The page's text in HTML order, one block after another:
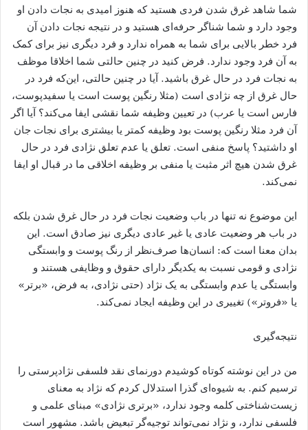
شما شاهد غرق شدن فردی هستید که هنوز امیدی به نجات دادن او
وجود دارد و شما شناگر حرفه‌ای هستید و در نتیجه نجات دادن آن
فرد خطر بالایی برای شما به همراه ندارد و فرد دیگری نیز برای کمک
به آن فرد وجود ندارد. فرض کنید در چنین حالتی شما اخلاقا موظف
به نجات فرد در حال غرق باشید. آیا در چنین حالتی، این‌که فرد در
حال غرق از چه نژادی است (مثلا رنگین پوست است یا سفیدپوست،
فارس است یا عرب) در تعیین وظیفه شما نقشی ایفا می‌کند؟ آیا اگر
آن فرد مثلا رنگین پوست بود وظیفه کمتر یا بیشتری برای نجات جان
او داشتید؟ پاسخ منفی است. تعلق یا عدم تعلق نژادی فرد در حال
غرق شدن هیچ اثر مثبت یا منفی بر وظیفه اخلاقی ما در قبال او ایفا
نمی‌کند.
این موضوع نه تنها در باب وضعیت نجات فرد در حال غرق شدن بلکه
در باب هر وضعیت عادی یا غیر عادی دیگری نیز صادق است. این
بدان معنا است که: انسان‌ها صرف‌نظر از رنگ پوست و وابستگی
نژادی و قومی نسبت به یکدیگر دارای حقوق و وظایفی هستند و
وابستگی یا عدم وابستگی به یک نژاد (حتی نژادی، به فرض، «برتر»
یا «فروتر») تغییری در این وظیفه ایجاد نمی‌کند.
نتیجه‌گیری
من در این نوشته کوتاه کوشیدم دورنمای نقد فلسفی نژادپرستی را
ترسیم کنم. به شیوه‌ای گذرا استدلال کردم که نژاد به معنای
زیست‌شناختی کلمه وجود ندارد، «برتری نژادی» مبنای علمی و
فلسفی ندارد، و نژاد نمی‌تواند توجیه‌گر تبعیض باشد. مشهور است